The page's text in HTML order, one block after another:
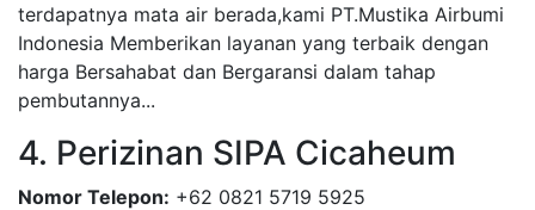
terdapatnya mata air berada,kami PT.Mustika Airbumi
Indonesia Memberikan layanan yang terbaik dengan
harga Bersahabat dan Bergaransi dalam tahap
pembutannya...
4. Perizinan SIPA Cicaheum
Nomor Telepon: +62 0821 5719 5925